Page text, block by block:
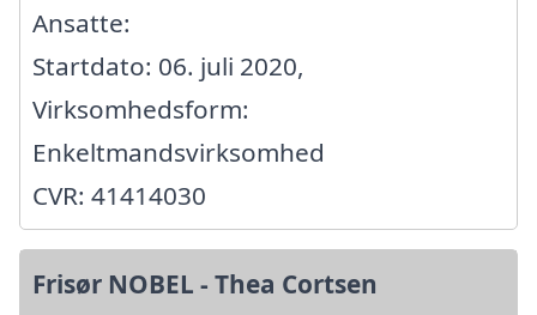
Ansatte:
Startdato: 06. juli 2020,
Virksomhedsform:
Enkeltmandsvirksomhed
CVR: 41414030
Frisør NOBEL - Thea Cortsen